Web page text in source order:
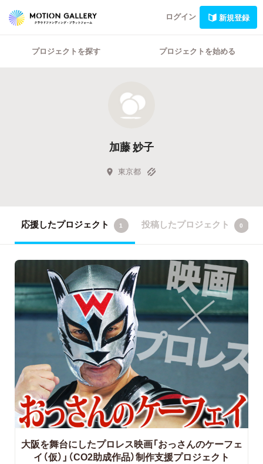
ログイン 新規登録
プロジェクトを探す プロジェクトを始める
加藤 妙子
東京都
応援したプロジェクト 1 投稿したプロジェクト 0
大阪を舞台にしたプロレス映画「おっさんのケーフェ
イ（仮）」（CO2助成作品）制作支援プロジェクト